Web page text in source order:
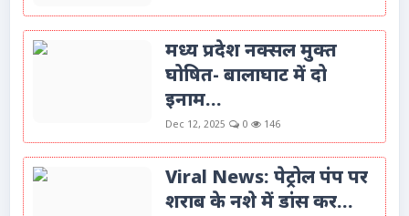
मध्य प्रदेश नक्सल मुक्त
घोषित- बालाघाट में दो
इनाम...
Dec 12, 2025 0 146
Viral News: पेट्रोल पंप पर
शराब के नशे में डांस कर...